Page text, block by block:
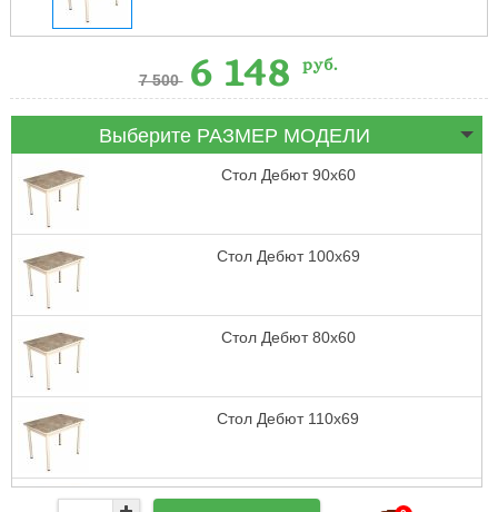
7 500 6 148 руб.
Выберите РАЗМЕР МОДЕЛИ
Стол Дебют 90х60
Стол Дебют 100х69
Стол Дебют 80х60
Стол Дебют 110х69
Стол Дебют 110х79